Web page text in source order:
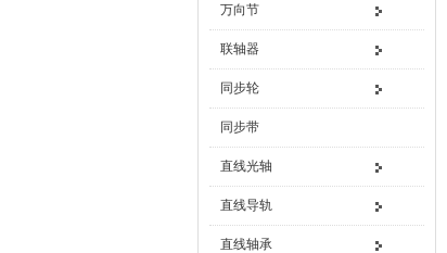
万向节
联轴器
同步轮
同步带
直线光轴
直线导轨
直线轴承